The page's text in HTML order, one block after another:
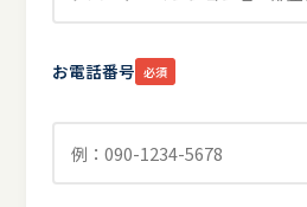
お電話番号 必須